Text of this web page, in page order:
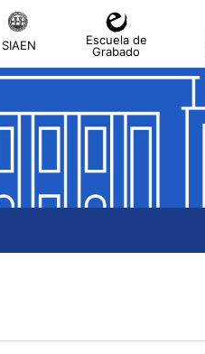
SIAEN
Escuela de
Grabado